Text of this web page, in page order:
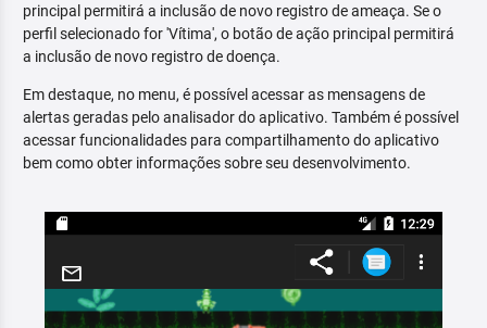
principal permitirá a inclusão de novo registro de ameaça. Se o
perfil selecionado for 'Vítima', o botão de ação principal permitirá
a inclusão de novo registro de doença.
Em destaque, no menu, é possível acessar as mensagens de
alertas geradas pelo analisador do aplicativo. Também é possível
acessar funcionalidades para compartilhamento do aplicativo
bem como obter informações sobre seu desenvolvimento.